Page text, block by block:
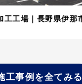
工場｜長野県伊那市
工事例を全てみる